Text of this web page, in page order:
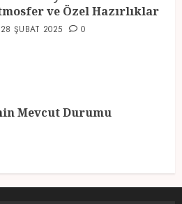
ve Özel Hazırlıklar
28 ŞUBAT 2025 0
Mevcut Durumu